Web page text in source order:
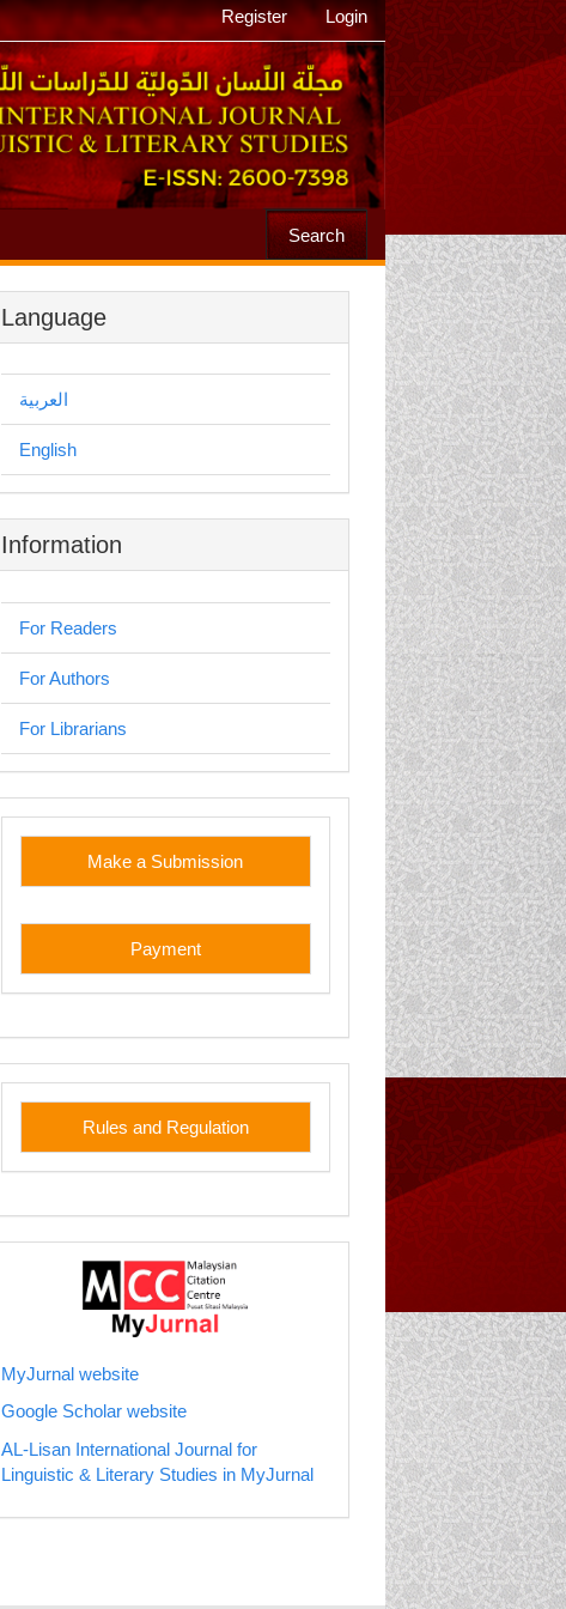
Register Login
Search
Language
العربية
English
Information
For Readers
For Authors
For Librarians
custom
Make a Submission
Payment
rules
Rules and Regulation
myjurnal
MyJurnal website
Google Scholar website
AL-Lisan International Journal for
Linguistic & Literary Studies in MyJurnal